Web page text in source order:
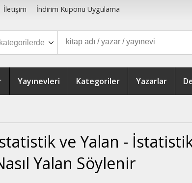
İletişim İndirim Kuponu Uygulama
Yayınevleri Kategoriler Yazarlar
ve Yalan -
Yalan Söylenir